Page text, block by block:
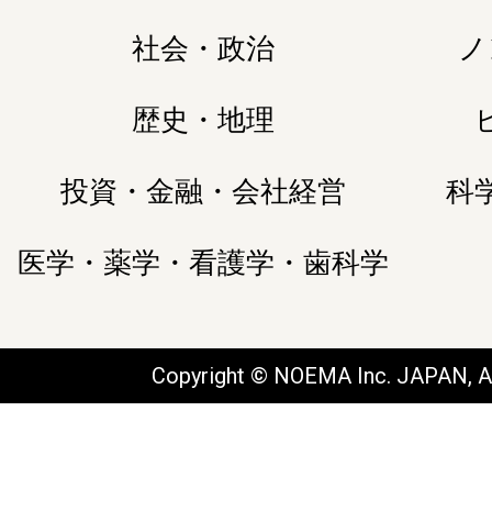
社会・政治
歴史・地理
投資・金融・会社経営 科
医学・薬学・看護学・歯科学
Copyright © NOEMA Inc. JAPAN,